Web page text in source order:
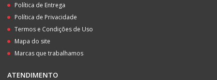
Política de Entrega
Política de Privacidade
Termos e Condições de Uso
Mapa do site
Marcas que trabalhamos
ATENDIMENTO